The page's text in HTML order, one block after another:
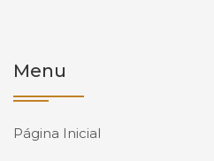
Menu
Página Inicial